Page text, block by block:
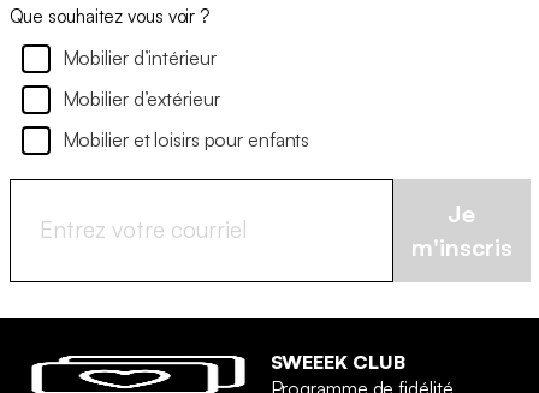
Que souhaitez vous voir ?
Mobilier d’intérieur
Mobilier d’extérieur
Mobilier et loisirs pour enfants
Je
m'inscris
SWEEEK CLUB
Programme de fidélité